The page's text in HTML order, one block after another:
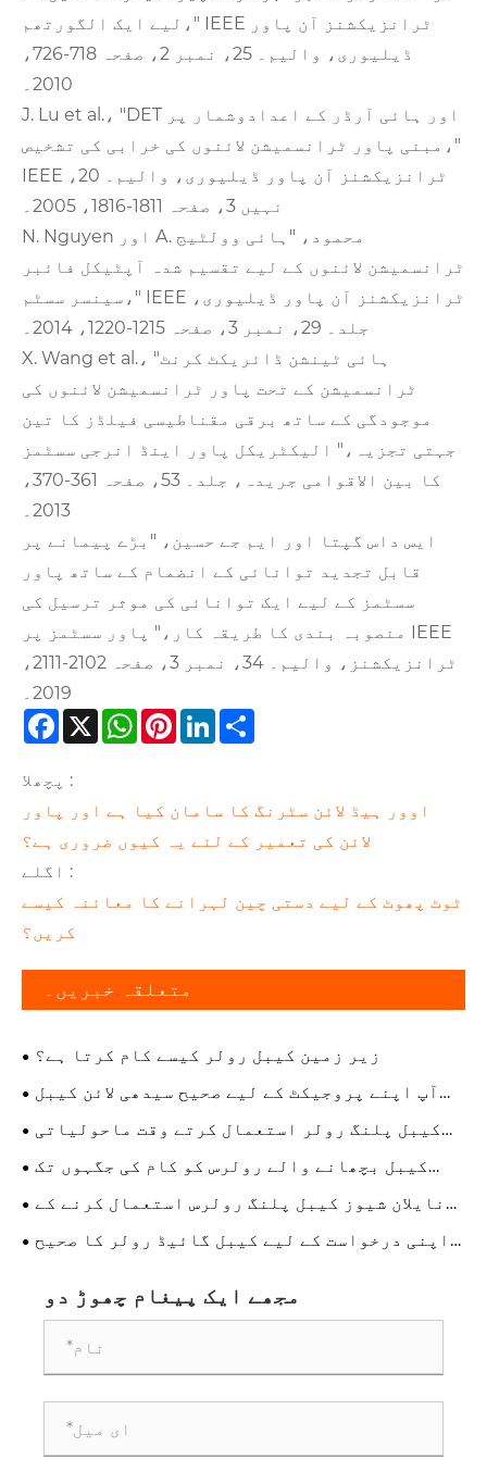
لیے ایک الگورتھم،" IEEE ٹرانزیکشنز آن پاور
ڈیلیوری، والیم۔ 25، نمبر 2، صفحہ 718-726،
2010۔
J. Lu et al.، "DET اور ہائی آرڈر کے اعدادوشمار پر
مبنی پاور ٹرانسمیشن لائنوں کی خرابی کی تشخیص،"
IEEE ٹرانزیکشنز آن پاور ڈیلیوری، والیم۔ 20،
نہیں 3، صفحہ 1811-1816، 2005۔
N. Nguyen اور A. محمود، "ہائی وولٹیج
ٹرانسمیشن لائنوں کے لیے تقسیم شدہ آپٹیکل فائبر
سینسر سسٹم،" IEEE ٹرانزیکشنز آن پاور ڈیلیوری،
جلد۔ 29، نمبر 3، صفحہ 1215-1220، 2014۔
X. Wang et al.، "ہائی ٹینشن ڈائریکٹ کرنٹ
ٹرانسمیشن کے تحت پاور ٹرانسمیشن لائنوں کی
موجودگی کے ساتھ برقی مقناطیسی فیلڈز کا تین
جہتی تجزیہ،" الیکٹریکل پاور اینڈ انرجی سسٹمز
کا بین الاقوامی جریدہ، جلد۔ 53، صفحہ 361-370،
2013۔
ایس داس گپتا اور ایم جے حسین، "بڑے پیمانے پر
قابل تجدید توانائی کے انضمام کے ساتھ پاور
سسٹمز کے لیے ایک توانائی کی موثر ترسیل کی
منصوبہ بندی کا طریقہ کار،" پاور سسٹمز پر IEEE
ٹرانزیکشنز، والیم۔ 34، نمبر 3، صفحہ 2102-2111،
2019۔
Facebook
X WhatsApp
PinterestLinkedIn
پچھلا :
اوور ہیڈ لائن سٹرنگ کا سامان کیا ہے اور پاور
لائن کی تعمیر کے لئے یہ کیوں ضروری ہے؟
اگلے :
ٹوٹ پھوٹ کے لیے دستی چین لہرانے کا معائنہ کیسے
کریں؟
متعلقہ خبریں۔
زیر زمین کیبل رولر کیسے کام کرتا ہے؟
آپ اپنے پروجیکٹ کے لیے صحیح سیدھی لائن کیبل
کیبل پلنگ رولر استعمال کرتے وقت ماحولیاتی
کیبل بچھانے والے رولرس کو کام کی جگہوں تک
نایلان شیوز کیبل پلنگ رولرس استعمال کرنے کے
اپنی درخواست کے لیے کیبل گائیڈ رولر کا صحیح
مجھے ایک پیغام چھوڑ دو